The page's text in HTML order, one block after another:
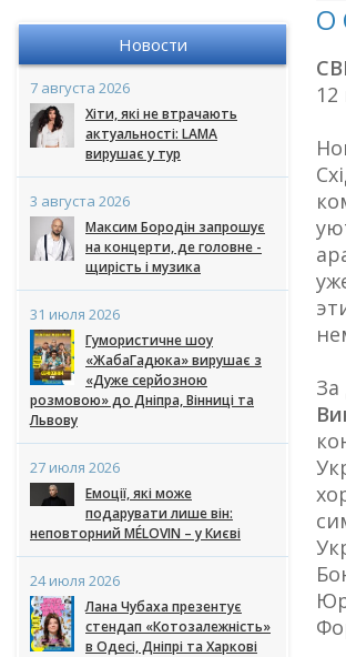
Новости
7 августа 2026
Хіти, які не втрачають
актуальності: LAMA
вирушає у тур
3 августа 2026
Максим Бородін запрошує
на концерти, де головне -
щирість і музика
31 июля 2026
Гумористичне шоу
«ЖабаГадюка» вирушає з
«Дуже серйозною
розмовою» до Дніпра, Вінниці та
Львову
27 июля 2026
Емоції, які може
подарувати лише він:
неповторний MÉLOVIN – у Києві
24 июля 2026
Лана Чубаха презентує
стендап «Котозалежність»
в Одесі, Дніпрі та Харкові
О
12